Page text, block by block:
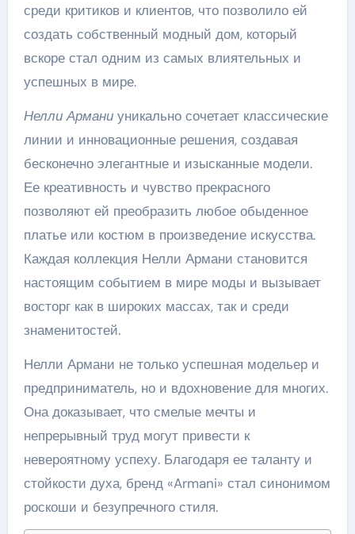
среди критиков и клиентов, что позволило ей
создать собственный модный дом, который
вскоре стал одним из самых влиятельных и
успешных в мире.
Нелли Арманиуникально сочетает классические
линии и инновационные решения, создавая
бесконечно элегантные и изысканные модели.
Ее креативность и чувство прекрасного
позволяют ей преобразить любое обыденное
платье или костюм в произведение искусства.
Каждая коллекция Нелли Армани становится
настоящим событием в мире моды и вызывает
восторг как в широких массах, так и среди
знаменитостей.
Нелли Армани не только успешная модельер и
предприниматель, но и вдохновение для многих.
Она доказывает, что смелые мечты и
непрерывный труд могут привести к
невероятному успеху. Благодаря ее таланту и
стойкости духа, бренд «Armani» стал синонимом
роскоши и безупречного стиля.